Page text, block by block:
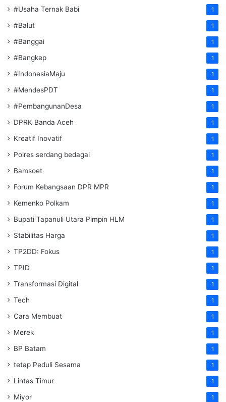
#Usaha Ternak Babi 1
#Balut 1
#Banggai 1
#Bangkep 1
#IndonesiaMaju 1
#MendesPDT 1
#PembangunanDesa 1
DPRK Banda Aceh 1
Kreatif Inovatif 1
Polres serdang bedagai 1
Bamsoet 1
Forum Kebangsaan DPR MPR 1
Kemenko Polkam 1
‎Bupati Tapanuli Utara Pimpin HLM 1
Stabilitas Harga 1
TP2DD: Fokus 1
TPID 1
Transformasi Digital 1
Tech 1
Cara Membuat 1
Merek 1
BP Batam 1
tetap Peduli Sesama 1
Lintas Timur 1
Miyor 1